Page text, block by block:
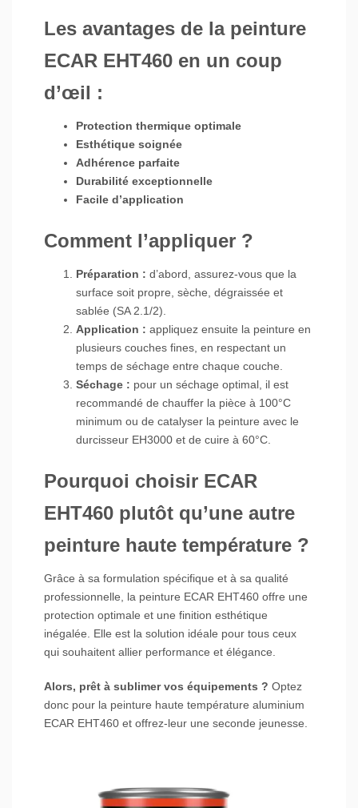
Les avantages de la peinture
ECAR EHT460 en un coup
d’œil :
Protection thermique optimale
Esthétique soignée
Adhérence parfaite
Durabilité exceptionnelle
Facile d’application
Comment l’appliquer ?
Préparation : d’abord, assurez-vous que la
surface soit propre, sèche, dégraissée et
sablée (SA 2.1/2).
Application : appliquez ensuite la peinture en
plusieurs couches fines, en respectant un
temps de séchage entre chaque couche.
Séchage : pour un séchage optimal, il est
recommandé de chauffer la pièce à 100°C
minimum ou de catalyser la peinture avec le
durcisseur EH3000 et de cuire à 60°C.
Pourquoi choisir ECAR
EHT460 plutôt qu’une autre
peinture haute température ?
Grâce à sa formulation spécifique et à sa qualité
professionnelle, la peinture ECAR EHT460 offre une
protection optimale et une finition esthétique
inégalée. Elle est la solution idéale pour tous ceux
qui souhaitent allier performance et élégance.
Alors, prêt à sublimer vos équipements ? Optez
donc pour la peinture haute température aluminium
ECAR EHT460 et offrez-leur une seconde jeunesse.